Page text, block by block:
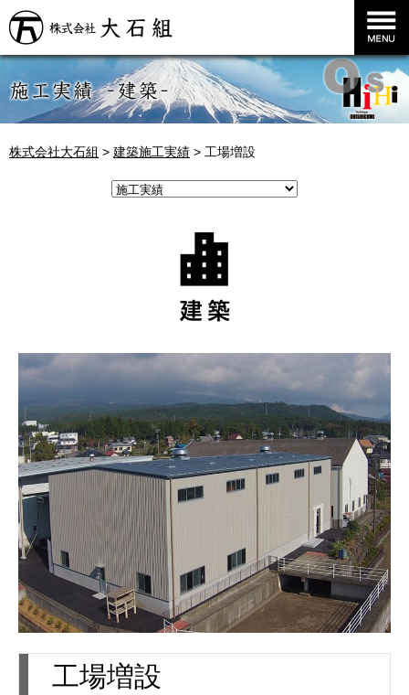
株式会社大石組 > 建築施工実績 > 工場増設
工場増設